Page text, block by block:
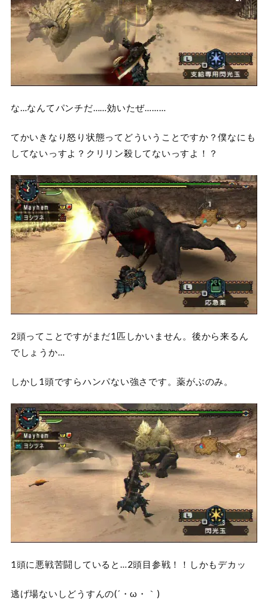
な…なんてパンチだ……効いたぜ………
てかいきなり怒り状態ってどういうことですか？僕なにも
してないっすよ？クリリン殺してないっすよ！？
2頭ってことですがまだ1匹しかいません。後から来るん
でしょうか…
しかし1頭ですらハンパない強さです。薬がぶのみ。
1頭に悪戦苦闘していると…2頭目参戦！！しかもデカッ
逃げ場ないしどうすんの(´・ω・｀)